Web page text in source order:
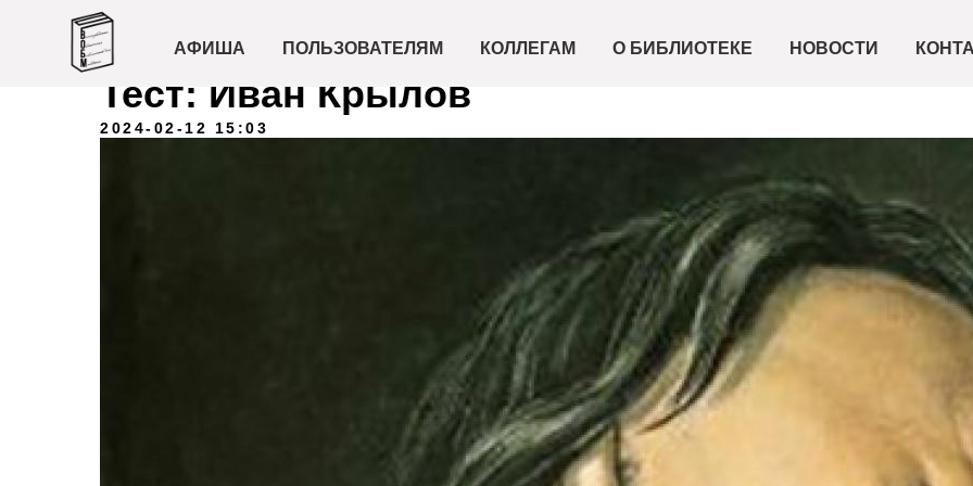
АФИША ПОЛЬЗОВАТЕЛЯМ КОЛЛЕГАМ О БИБЛИОТЕКЕ НОВОСТИ
Тест: Иван Крылов
2024-02-12 15:03